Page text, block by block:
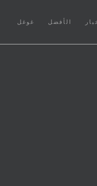
الأفضل غوغل